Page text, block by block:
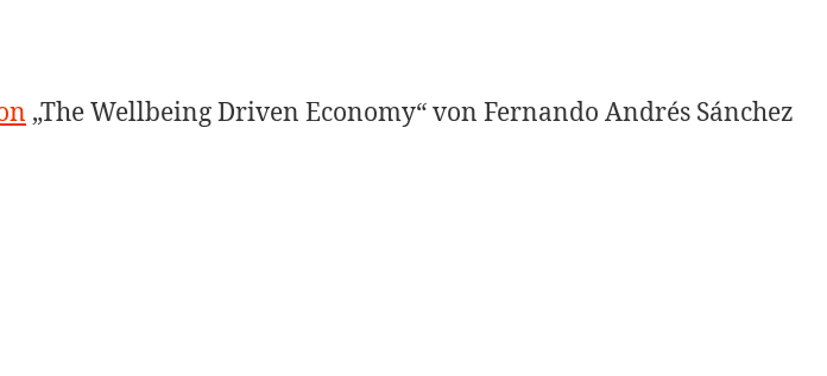
„The Wellbeing Driven Economy“ von Fernando Andrés Sánchez